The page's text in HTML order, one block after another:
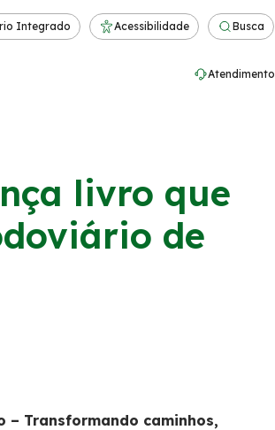
Integrado Acessibilidade Busca
Atendimento
livro que
de
– Transformando caminhos,